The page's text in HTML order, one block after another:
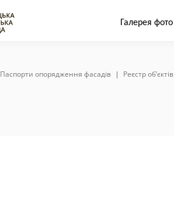
Галерея фото
Паспорти опорядження фасадів Реєстр об’єктів